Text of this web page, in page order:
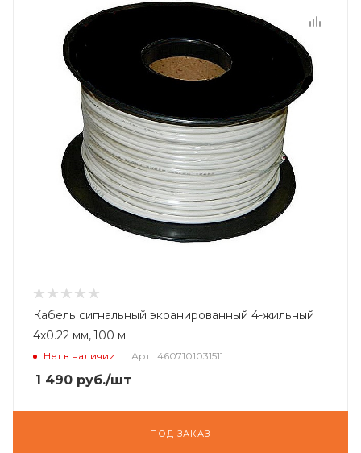
Кабель сигнальный экранированный 4-жильный
4x0.22 мм, 100 м
Нет в наличии Арт.: 4607101031511
1 490 руб./шт
ПОД ЗАКАЗ